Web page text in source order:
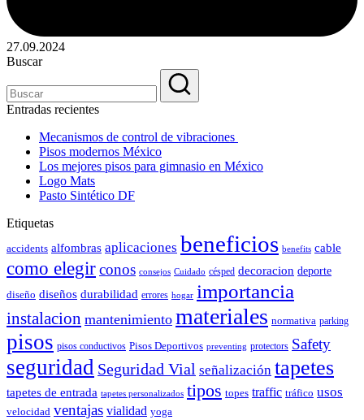
27.09.2024
Buscar
Entradas recientes
Mecanismos de control de vibraciones
Pisos modernos México
Los mejores pisos para gimnasio en México
Logo Mats
Pasto Sintético DF
Etiquetas
accidents alfombras aplicaciones beneficios benefits cable
como elegirconos consejos Cuidado césped decoracion deporte
diseño diseños durabilidad errores hogar importancia
instalacion mantenimiento materiales normativa parking
pisos pisos conductivos Pisos Deportivos preventing protectors Safety
seguridad Seguridad Vial señalización tapetes
tapetes de entrada tapetes personalizados tipos topes traffic tráfico usos
velocidad ventajas vialidad yoga